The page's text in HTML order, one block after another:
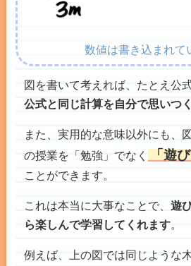
数値は書き込まれて
図を書いて考えれば、たとえ公
公式と同じ計算を自分で思いつく
また、実用的な意味以外にも、
の授業を「勉強」でなく
「遊
ことができます。
これは本当に大事なことで、 遊
ら楽しんで学習してくれます。
例えば、上の図では同じような